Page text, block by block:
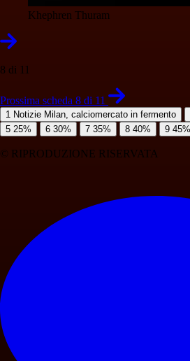
Khephren Thuram
8 di 11
Prossima scheda 8 di 11
1 Notizie Milan, calciomercato in fermento
5 25% 6 30% 7 35% 8 40% 9 45%
© RIPRODUZIONE RISERVATA